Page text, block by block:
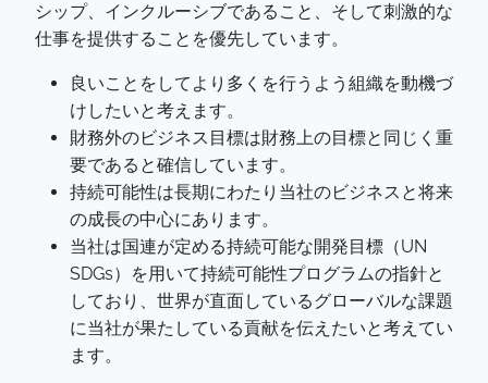
シップ、インクルーシブであること、そして刺激的な
仕事を提供することを優先しています。
良いことをしてより多くを行うよう組織を動機づ
けしたいと考えます。
財務外のビジネス目標は財務上の目標と同じく重
要であると確信しています。
持続可能性は長期にわたり当社のビジネスと将来
の成長の中心にあります。
当社は国連が定める持続可能な開発目標（UN
SDGs）を用いて持続可能性プログラムの指針と
しており、世界が直面しているグローバルな課題
に当社が果たしている貢献を伝えたいと考えてい
ます。